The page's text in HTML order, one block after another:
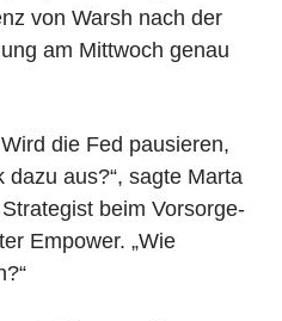
von Warsh nach der
am Mittwoch genau
die Fed pausieren,
aus?“, sagte Marta
beim Vorsorge-
Empower. „Wie